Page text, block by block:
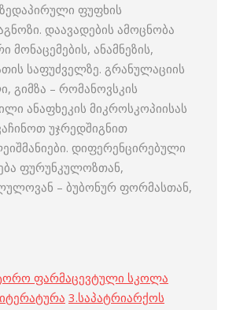
ფუფხის
დაავადების ამოცნობა
მონაცემების, ანამნეზის,
საფუძველზე. გრანულაციის
გიმზა – რომანოვსკის
ანაფხეკის მიკროსკოპიისას
უჯრედშიგნით
დიფერენცირებული
ფურუნკულოზთან,
– ბუბონურ ფორმასთან,
ფარმაცევტული სკოლა
3.საპატრიარქოს